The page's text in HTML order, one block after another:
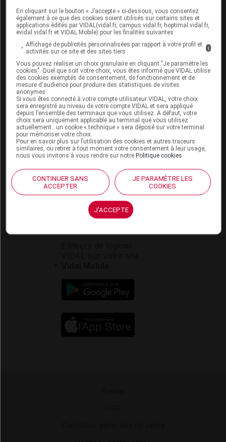
Espace produit
Boutique
VIDAL Expert
VIDAL Hoptimal
eVIDAL
VIDAL Mobile
VIDAL widget
VIDAL Sécurisation
VIDAL e-Services
Espace institutionnel
Qui sommes-nous ?
VIDAL France
Carrières
Charte éthique et
Service client
Contact
En cliquant sur le bouton « J’accepte » ci-dessous, vous consentez
également à ce que des cookies soient utilisés sur certains sites et
applications édités par VIDAL(vidal.fr, campus.vidal.fr, hoptimal.vidal.fr,
evidal.vidal.fr et VIDAL Mobile) pour les finalités suivantes :
Affichage de publicités personnalisées par rapport à votre profil et
activités sur ce site et des sites tiers
i
Vous pouvez réaliser un choix granulaire en cliquant "Je paramètre les
cookies". Quel que soit votre choix, vous êtes informé que VIDAL utilise
des cookies exemptés de consentement, de fonctionnement et de
mesure d'audience pour produire des statistiques de visites
anonymes.
Si vous êtes connecté à votre compte utilisateur VIDAL, votre choix
sera enregistré au niveau de votre compte VIDAL et sera appliqué
depuis l’ensemble des terminaux que vous utilisez. A défaut, votre
choix sera uniquement applicable au terminal que vous utilisez
actuellement : un cookie « technique » sera déposé sur votre terminal
pour mémoriser votre choix.
Pour en savoir plus sur l’utilisation des cookies et autres traceurs
similaires, ou retirer à tout moment votre consentement à leur usage,
nous vous invitons à vous rendre sur notrePolitique cookies
CONTINUER SANS
ACCEPTER
JE PARAMÈTRE LES
COOKIES
J'ACCEPTE